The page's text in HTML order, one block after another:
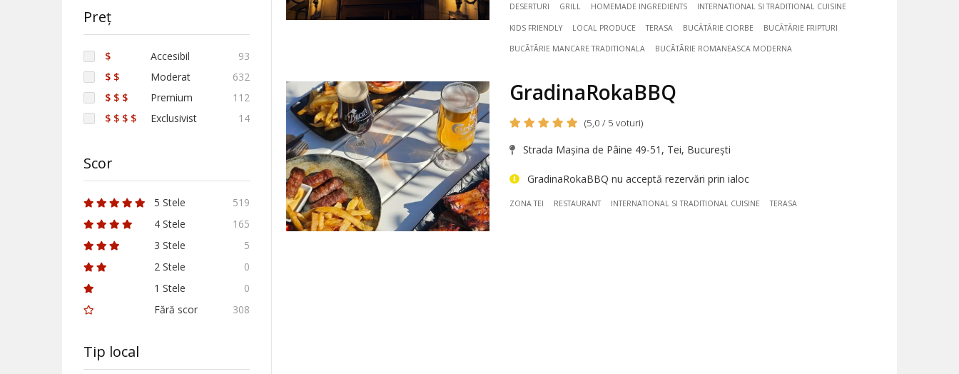
DESERTURI GRILL HOMEMADE INGREDIENTS INTERNATIONAL SI TRADITIONAL CUISINE
KIDS FRIENDLY LOCAL PRODUCE TERASA BUCÃTÃRIE CIORBE BUCÃTÃRIE FRIPTURI
BUCÃTÃRIE MANCARE TRADITIONALA BUCÃTÃRIE ROMANEASCA MODERNA
GradinaRokaBBQ
(5,0 / 5 voturi)
Strada Mașina de Pâine 49-51, Tei, București
GradinaRokaBBQ nu acceptă rezervări prin ialoc
ZONA TEI RESTAURANT INTERNATIONAL SI TRADITIONAL CUISINE TERASA
Preț
$ Accesibil
93
$ $
Moderat
632
$ $ $
Premium
112
$ $ $ $
Exclusivist 14
Scor
5 Stele
519
4 Stele
165
3 Stele
5
2 Stele
0
1 Stele
0
Fără scor
308
Tip local